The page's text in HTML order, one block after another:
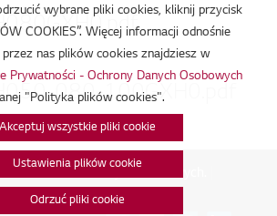
080-100GXH0.pdf
- Ochrona danych osobowych.
na pliki cookie
wybrane pliki cookies, kliknij przycisk
COOKIES”. Więcej informacji odnośnie
nas plików cookies znajdziesz w
Prywatności - Ochrony Danych Osobowych
"Polityka plików cookies".
Akceptuj wszystkie pliki cookie
Ustawienia plików cookie
Odrzuć pliki cookie